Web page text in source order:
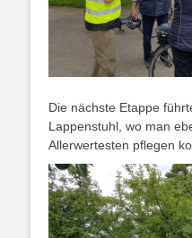
Die nächste Etappe
Lappenstuhl, wo man
Allerwertesten pflegen